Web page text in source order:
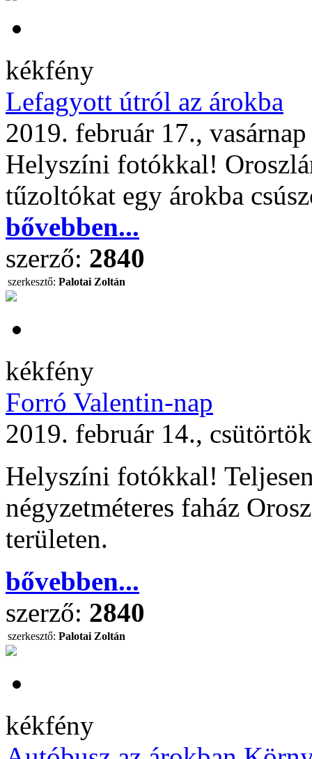
kékfény
Lefagyott útról az árokba
2019. február 17.,
Helyszíni fotókkal!
tűzoltókat egy árokba
bővebben...
szerző: 2840
szerkesztő: Palotai Zoltán
kékfény
Forró Valentin-nap
2019. február 14.,
Helyszíni fotókkal!
négyzetméteres faház
területen.
bővebben...
szerző: 2840
szerkesztő: Palotai Zoltán
kékfény